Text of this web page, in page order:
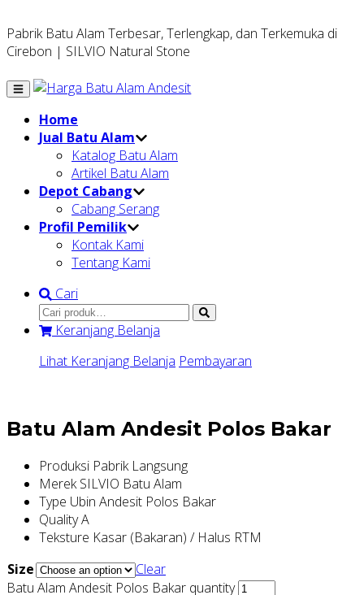
Pabrik Batu Alam Terbesar, Terlengkap, dan Terkemuka di
Cirebon | SILVIO Natural Stone
Home
Jual Batu Alam
Katalog Batu Alam
Artikel Batu Alam
Depot Cabang
Cabang Serang
Profil Pemilik
Kontak Kami
Tentang Kami
Cari
Keranjang Belanja
Lihat Keranjang Belanja Pembayaran
Batu Alam Andesit Polos Bakar
Produksi Pabrik Langsung
Merek SILVIO Batu Alam
Type Ubin Andesit Polos Bakar
Quality A
Teksture Kasar (Bakaran) / Halus RTM
Size
Clear
Batu Alam Andesit Polos Bakar quantity